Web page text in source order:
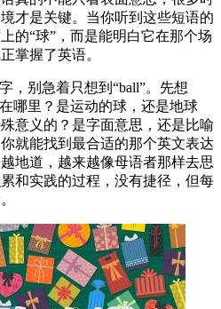
才是关键。当你听到这些短语的
的“球”，而是能明白它在那个场
掌握了英语。
，别急着只想到“ball”。先想
哪里？是运动的球，还是地球
意义的？是字面意思，还是比喻
就能找到最合适的那个英文表达
地道，越来越像母语者那样去思
和实践的过程，没有捷径，但每